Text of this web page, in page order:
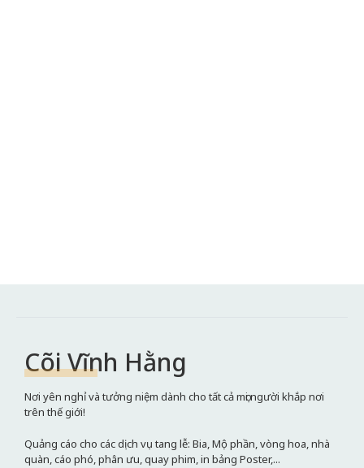
Cõi Vĩnh Hằng
Nơi yên nghỉ và tưởng niệm dành cho tất cả mọi người khắp nơi
trên thế giới!
Quảng cáo cho các dịch vụ tang lễ: Bia, Mộ phần, vòng hoa, nhà
quàn, cáo phó, phân ưu, quay phim, in bảng Poster,...